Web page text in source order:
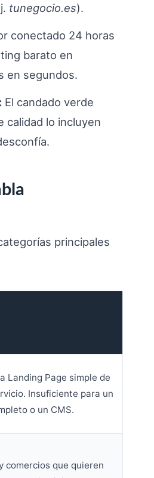
tunegocio.es).
conectado 24 horas
barato en
en segundos.
El candado verde
calidad lo incluyen
principales
Landing Page simple de
Insuficiente para un
o un CMS.
comercios que quieren